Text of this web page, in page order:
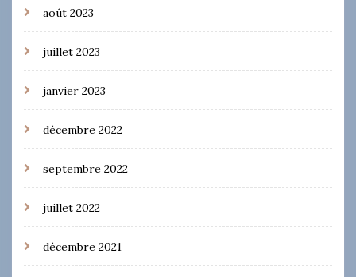
août 2023
juillet 2023
janvier 2023
décembre 2022
septembre 2022
juillet 2022
décembre 2021